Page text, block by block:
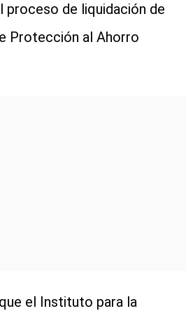
proceso de liquidación de
Protección al Ahorro
el Instituto para la